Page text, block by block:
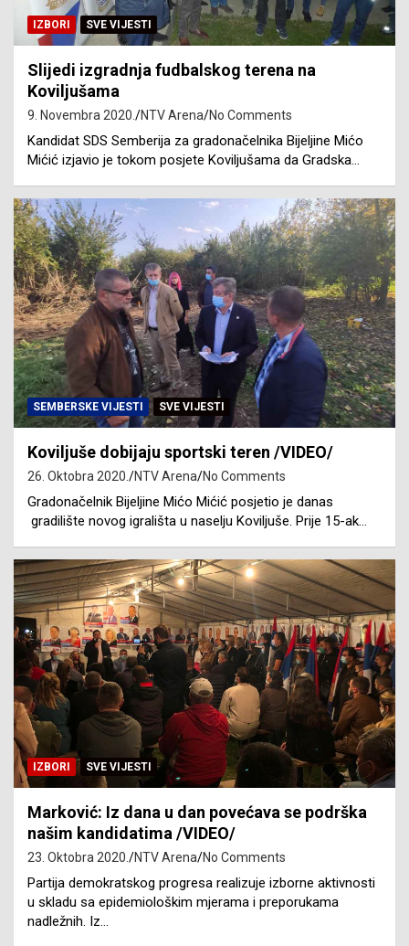
IZBORI SVE VIJESTI
Slijedi izgradnja fudbalskog terena na
Koviljušama
9. Novembra 2020. NTV Arena No Comments
Kandidat SDS Semberija za gradonačelnika Bijeljine Mićo
Mićić izjavio je tokom posjete Koviljušama da Gradska…
SEMBERSKE VIJESTI SVE VIJESTI
Koviljuše dobijaju sportski teren /VIDEO/
26. Oktobra 2020. NTV Arena No Comments
Gradonačelnik Bijeljine Mićo Mićić posjetio je danas
gradilište novog igrališta u naselju Koviljuše. Prije 15-ak…
IZBORI SVE VIJESTI
Marković: Iz dana u dan povećava se podrška
našim kandidatima /VIDEO/
23. Oktobra 2020. NTV Arena No Comments
Partija demokratskog progresa realizuje izborne aktivnosti
u skladu sa epidemiološkim mjerama i preporukama
nadležnih. Iz…